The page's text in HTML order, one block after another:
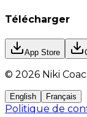
Télécharger
App Store
© 2026 Niki
English Français
Politique de